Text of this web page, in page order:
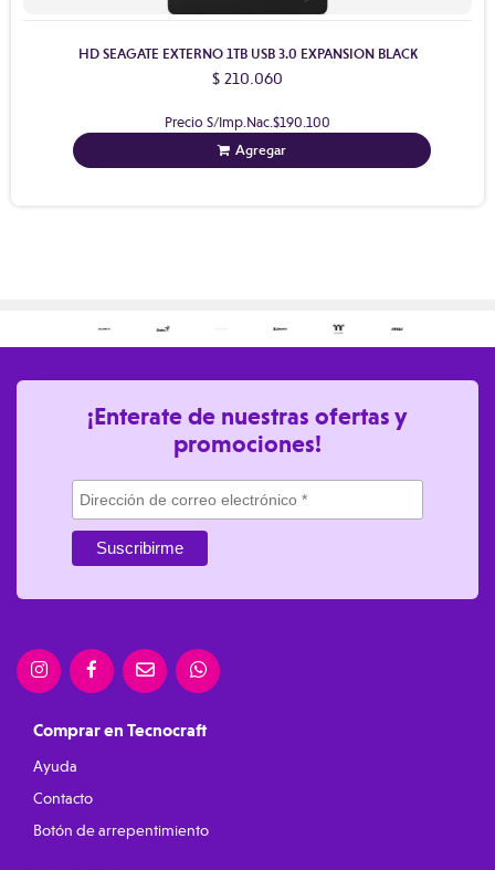
HD SEAGATE EXTERNO 1TB USB 3.0 EXPANSION BLACK
$ 210.060
Precio S/Imp.Nac.$190.100
Agregar
¡Enterate de nuestras ofertas y
promociones!
Comprar en Tecnocraft
Ayuda
Contacto
Botón de arrepentimiento